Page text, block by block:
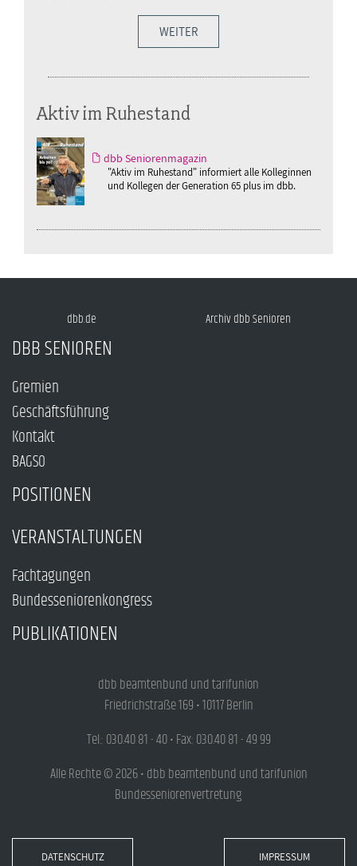
WEITER
Aktiv im Ruhestand
dbb Seniorenmagazin
"Aktiv im Ruhestand" informiert alle Kolleginnen
und Kollegen der Generation 65 plus im dbb.
dbb.de Archiv dbb Senioren
DBB SENIOREN
Gremien
Geschäftsführung
Kontakt
BAGSO
POSITIONEN
VERANSTALTUNGEN
Fachtagungen
Bundesseniorenkongress
PUBLIKATIONEN
dbb beamtenbund und tarifunion
Friedrichstraße 169 • 10117 Berlin
Tel.: 030.40 81 - 40 • Fax: 030.40 81 - 49 99
Alle Rechte © 2026 • dbb beamtenbund und tarifunion
Bundesseniorenvertretung
DATENSCHUTZ IMPRESSUM